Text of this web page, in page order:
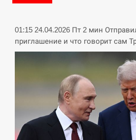
СЕРПЕНЬ
Іспанія попросила партнерів
Марокко через міграційну
15:00
РФ провела новий раунд
Європою щодо війни…
01:15 24.04.2026 Пт 2 мин
приглашение и что говорит сам